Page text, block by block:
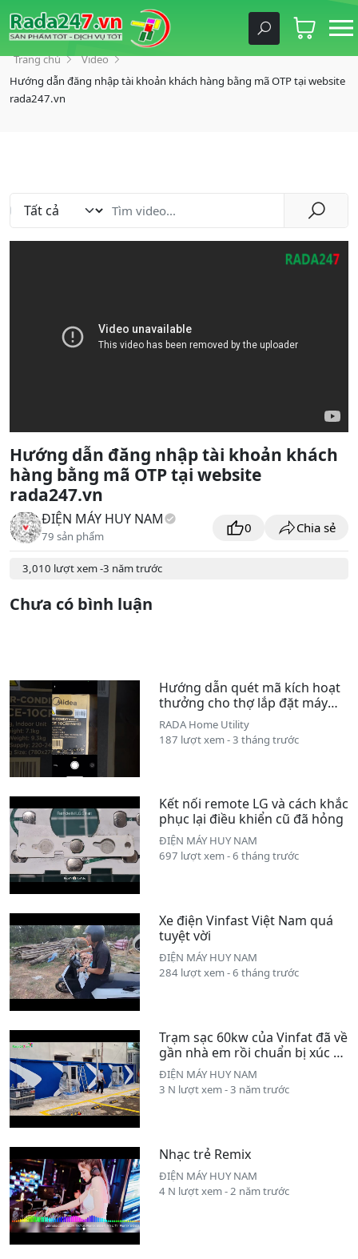
Trang chủ
Video
Hướng dẫn đăng nhập tài khoản khách hàng bằng mã OTP tại website
rada247.vn
Hướng dẫn đăng nhập tài khoản khách
hàng bằng mã OTP tại website
rada247.vn
ĐIỆN MÁY HUY NAM
79 sản phẩm
0 Chia sẻ
3,010 lượt xem -3 năm trước
Chưa có bình luận
Hướng dẫn quét mã kích hoạt
thưởng cho thợ lắp đặt máy
lạnh Midea
RADA Home Utility
187 lượt xem - 3 tháng trước
Kết nối remote LG và cách khắc
phục lại điều khiển cũ đã hỏng
ĐIỆN MÁY HUY NAM
697 lượt xem - 6 tháng trước
Xe điện Vinfast Việt Nam quá
tuyệt vời
ĐIỆN MÁY HUY NAM
284 lượt xem - 6 tháng trước
Trạm sạc 60kw của Vinfat đã về
gần nhà em rồi chuẩn bị xúc xe
VF7 thôi kkk
ĐIỆN MÁY HUY NAM
3 N lượt xem - 3 năm trước
Nhạc trẻ Remix
ĐIỆN MÁY HUY NAM
4 N lượt xem - 2 năm trước